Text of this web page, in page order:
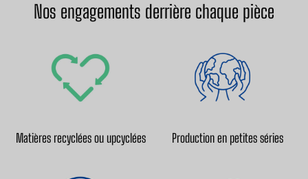
Nos engagements derrière chaque pièce
Matières recyclées ou upcyclées Production en petites séries